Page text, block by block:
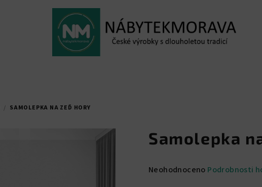
/ SAMOLEPKA NA ZEĎ HORY
Samolepka
Průměrné
Neohodnoceno Podrobnosti